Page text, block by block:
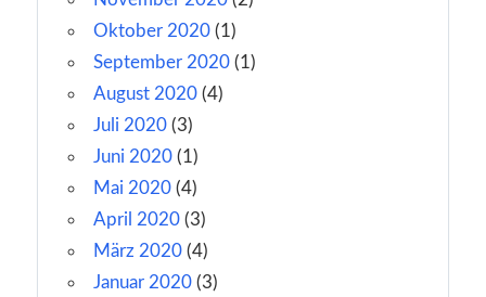
Oktober 2020 (1)
September 2020 (1)
August 2020 (4)
Juli 2020 (3)
Juni 2020 (1)
Mai 2020 (4)
April 2020 (3)
März 2020 (4)
Januar 2020 (3)